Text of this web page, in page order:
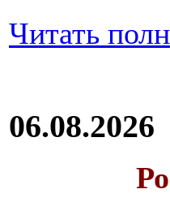
Читать
06.08.2026